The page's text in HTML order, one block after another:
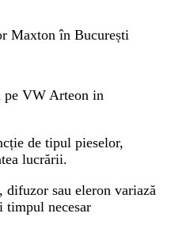
Maxton în București
de tipul pieselor,
lucrării.
sau eleron variază
timpul necesar